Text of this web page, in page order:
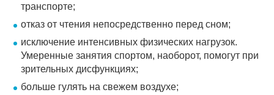
транспорте;
отказ от чтения непосредственно перед сном;
исключение интенсивных физических нагрузок.
Умеренные занятия спортом, наоборот, помогут при
зрительных дисфункциях;
больше гулять на свежем воздухе;